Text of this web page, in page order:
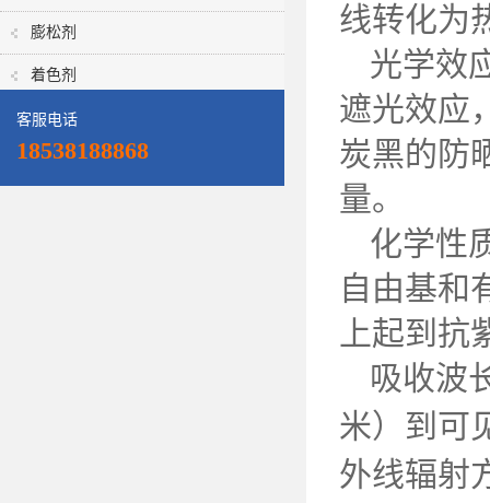
膨松剂
着色剂
客服电话
18538188868
线转化为
光学效
遮光效应
炭黑的防
量。
化学性
自由基和
上起到
吸收波
米）到可
外线辐射